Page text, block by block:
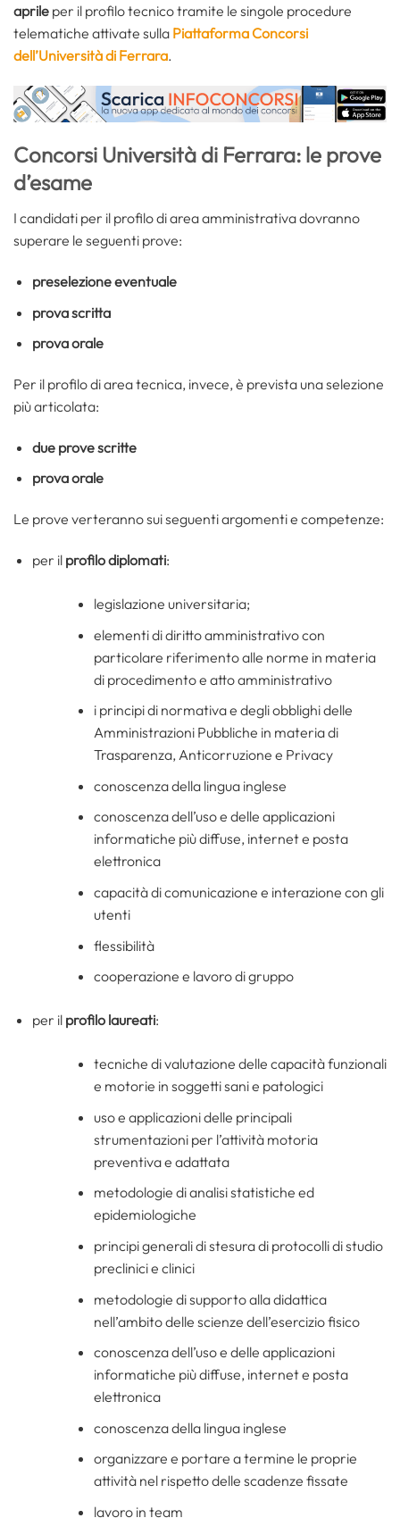
aprile per il profilo tecnico tramite le singole procedure
telematiche attivate sulla Piattaforma Concorsi
dell’Università di Ferrara.
Concorsi Università di Ferrara: le prove
d’esame
I candidati per il profilo di area amministrativa dovranno
superare le seguenti prove:
preselezione eventuale
prova scritta
prova orale
Per il profilo di area tecnica, invece, è prevista una selezione
più articolata:
due prove scritte
prova orale
Le prove verteranno sui seguenti argomenti e competenze:
per il profilo diplomati:
legislazione universitaria;
elementi di diritto amministrativo con
particolare riferimento alle norme in materia
di procedimento e atto amministrativo
i principi di normativa e degli obblighi delle
Amministrazioni Pubbliche in materia di
Trasparenza, Anticorruzione e Privacy
conoscenza della lingua inglese
conoscenza dell’uso e delle applicazioni
informatiche più diffuse, internet e posta
elettronica
capacità di comunicazione e interazione con gli
utenti
flessibilità
cooperazione e lavoro di gruppo
per il profilo laureati:
tecniche di valutazione delle capacità funzionali
e motorie in soggetti sani e patologici
uso e applicazioni delle principali
strumentazioni per l’attività motoria
preventiva e adattata
metodologie di analisi statistiche ed
epidemiologiche
principi generali di stesura di protocolli di studio
preclinici e clinici
metodologie di supporto alla didattica
nell’ambito delle scienze dell’esercizio fisico
conoscenza dell’uso e delle applicazioni
informatiche più diffuse, internet e posta
elettronica
conoscenza della lingua inglese
organizzare e portare a termine le proprie
attività nel rispetto delle scadenze fissate
lavoro in team